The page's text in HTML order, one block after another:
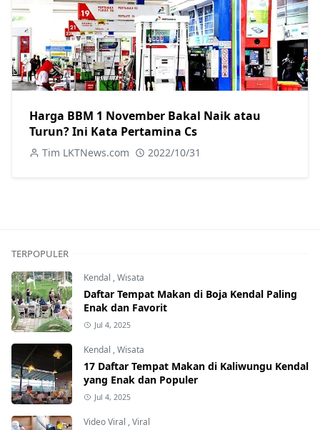
Harga BBM 1 November Bakal Naik atau
Turun? Ini Kata Pertamina Cs
Tim LKTNews.com 2022/10/31
TERPOPULER
Kendal ,Wisata
Daftar Tempat Makan di Boja Kendal Paling
Enak dan Favorit
Jul 4, 2025
Kendal ,Wisata
17 Daftar Tempat Makan di Kaliwungu Kendal
yang Enak dan Populer
Jul 4, 2025
Video Viral ,Viral